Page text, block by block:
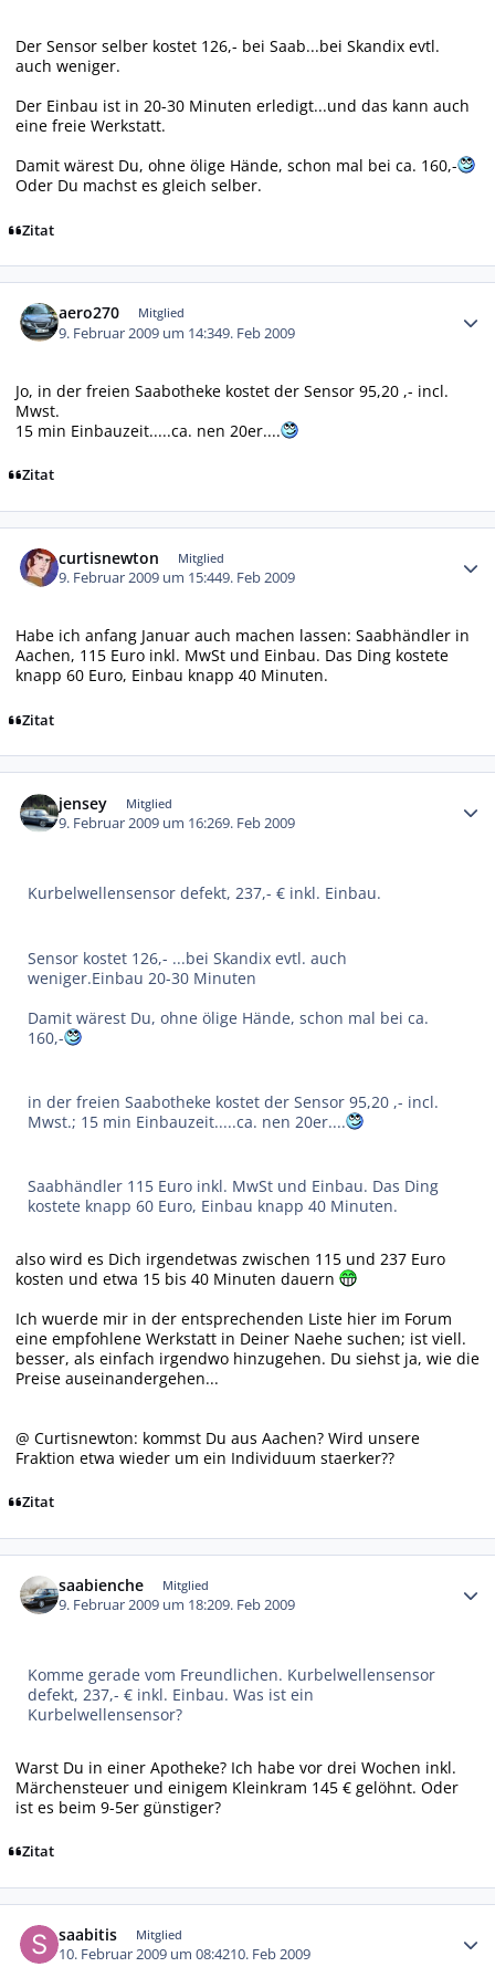
Der Sensor selber kostet 126,- bei Saab...bei Skandix evtl.
auch weniger.
Der Einbau ist in 20-30 Minuten erledigt...und das kann auch
eine freie Werkstatt.
Damit wärest Du, ohne ölige Hände, schon mal bei ca. 160,-
Oder Du machst es gleich selber.
Zitat
aero270 Mitglied
9. Februar 2009 um 14:349. Feb 2009
Jo, in der freien Saabotheke kostet der Sensor 95,20 ,- incl.
Mwst.
15 min Einbauzeit.....ca. nen 20er....
Zitat
curtisnewton Mitglied
9. Februar 2009 um 15:449. Feb 2009
Habe ich anfang Januar auch machen lassen: Saabhändler in
Aachen, 115 Euro inkl. MwSt und Einbau. Das Ding kostete
knapp 60 Euro, Einbau knapp 40 Minuten.
Zitat
jensey Mitglied
9. Februar 2009 um 16:269. Feb 2009
Kurbelwellensensor defekt, 237,- € inkl. Einbau.
Sensor kostet 126,- ...bei Skandix evtl. auch
weniger.Einbau 20-30 Minuten
Damit wärest Du, ohne ölige Hände, schon mal bei ca.
160,-
in der freien Saabotheke kostet der Sensor 95,20 ,- incl.
Mwst.; 15 min Einbauzeit.....ca. nen 20er....
Saabhändler 115 Euro inkl. MwSt und Einbau. Das Ding
kostete knapp 60 Euro, Einbau knapp 40 Minuten.
also wird es Dich irgendetwas zwischen 115 und 237 Euro
kosten und etwa 15 bis 40 Minuten dauern
Ich wuerde mir in der entsprechenden Liste hier im Forum
eine empfohlene Werkstatt in Deiner Naehe suchen; ist viell.
besser, als einfach irgendwo hinzugehen. Du siehst ja, wie die
Preise auseinandergehen...
@ Curtisnewton: kommst Du aus Aachen? Wird unsere
Fraktion etwa wieder um ein Individuum staerker??
Zitat
saabienche Mitglied
9. Februar 2009 um 18:209. Feb 2009
Komme gerade vom Freundlichen. Kurbelwellensensor
defekt, 237,- € inkl. Einbau. Was ist ein
Kurbelwellensensor?
Warst Du in einer Apotheke? Ich habe vor drei Wochen inkl.
Märchensteuer und einigem Kleinkram 145 € gelöhnt. Oder
ist es beim 9-5er günstiger?
Zitat
saabitis Mitglied
10. Februar 2009 um 08:4210. Feb 2009